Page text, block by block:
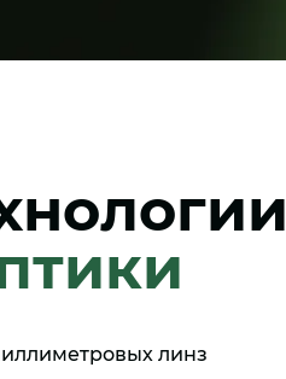
линз